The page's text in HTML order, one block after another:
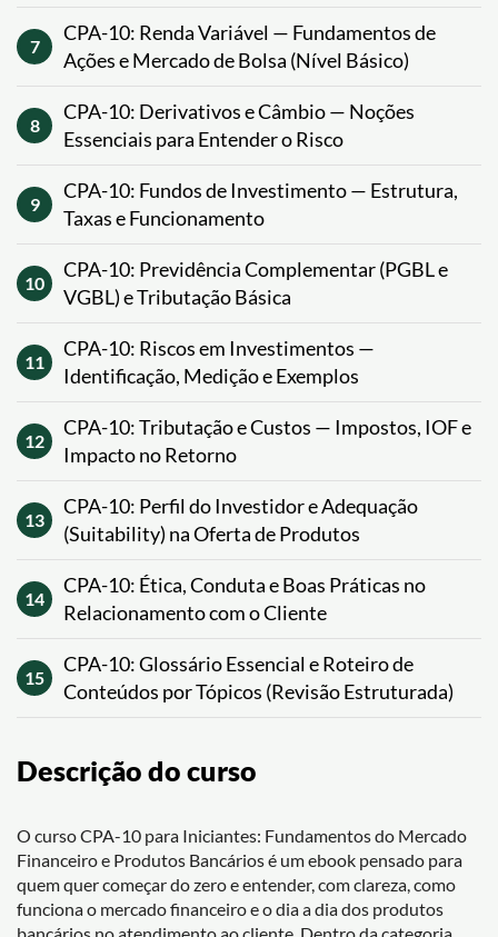
7
CPA-10: Renda Variável — Fundamentos de
Ações e Mercado de Bolsa (Nível Básico)
8
CPA-10: Derivativos e Câmbio — Noções
Essenciais para Entender o Risco
9
CPA-10: Fundos de Investimento — Estrutura,
Taxas e Funcionamento
10
CPA-10: Previdência Complementar (PGBL e
VGBL) e Tributação Básica
11
CPA-10: Riscos em Investimentos —
Identificação, Medição e Exemplos
12
CPA-10: Tributação e Custos — Impostos, IOF e
Impacto no Retorno
13
CPA-10: Perfil do Investidor e Adequação
(Suitability) na Oferta de Produtos
14
CPA-10: Ética, Conduta e Boas Práticas no
Relacionamento com o Cliente
15
CPA-10: Glossário Essencial e Roteiro de
Conteúdos por Tópicos (Revisão Estruturada)
Descrição do curso
O curso CPA-10 para Iniciantes: Fundamentos do Mercado
Financeiro e Produtos Bancários é um ebook pensado para
quem quer começar do zero e entender, com clareza, como
funciona o mercado financeiro e o dia a dia dos produtos